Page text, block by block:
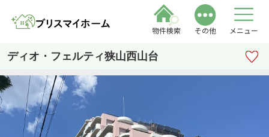
物件検索 その他 メニュー
ディオ・フェルティ狭山西山台